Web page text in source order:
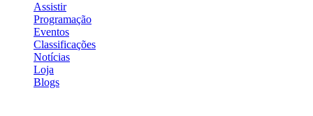
Assistir
Programação
Eventos
Classificações
Notícias
Loja
Blogs